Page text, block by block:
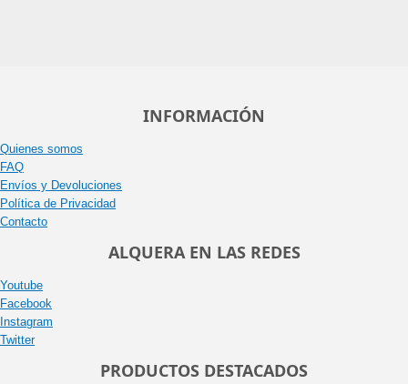
INFORMACIÓN
Quienes somos
FAQ
Envíos y Devoluciones
Política de Privacidad
Contacto
ALQUERA EN LAS REDES
Youtube
Facebook
Instagram
Twitter
PRODUCTOS DESTACADOS